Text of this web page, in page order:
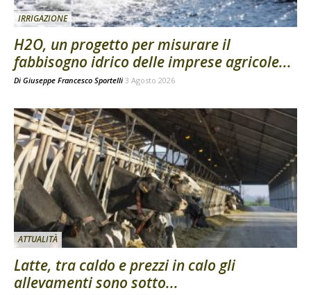
IRRIGAZIONE
H2O, un progetto per misurare il
fabbisogno idrico delle imprese agricole...
Di Giuseppe Francesco Sportelli 3 Agosto 2026
ATTUALITÀ
Latte, tra caldo e prezzi in calo gli
allevamenti sono sotto...